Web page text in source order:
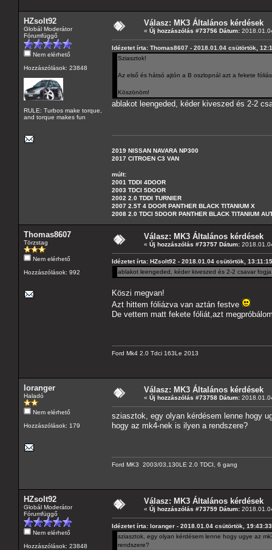
HZsolt92
Globál Moderátor
Fórumfüggő
Nem elérhető
Hozzászólások: 23848
RULE: Turbos make torque,
and torque makes fun
Válasz: MK3 Általános kérdések
« Új hozzászólás #73756 Dátum:
Idézetet írta: Thomas8607 - 2018.01.04 csütörtök,
Sziasztok!
Az első és hátsó ajtón a B oszlopnál azt a fekete
Köszönöm!
ablakot leengeded, kéder kiveszed és 2-2
2019 NISSAN NAVARA NP300
2017 CITROEN C3 VAN
múlt:
2001 TDDI 4DOOR
2003 TDCI 5DOOR
2002 2.0 TDDI TURNIER
2007 2.5T 4 DOOR PANTHER BLACK TITANIUM X
2008 2.0 TDCI 5DOOR PANTHER BLACK TITANIUM
Thomas8607
Törzstag
Nem elérhető
Hozzászólások: 992
Válasz: MK3 Általános kérdések
« Új hozzászólás #73757 Dátum:
Idézetet írta: HZsolt92 - 2018.01.04 csütörtök, 13:11:15
ablakot leengeded, kéder kiveszed és 2-2 csavar
Köszi megvan!
Azt hittem fóliázva van aztán festve
De vettem matt fekete fóliát,azt
Ford Mk4 2.0 Tdci 163Le 2013
loranger
Haladó
Nem elérhető
Hozzászólások: 179
Válasz: MK3 Általános kérdések
« Új hozzászólás #73758 Dátum:
sziasztok, egy olyan kérdésem lenne hogy
hogy az mk4-nek is ilyen a rendszere?
Ford MK3 2003/03,130LE 2.0 TDCI, 6 gang
HZsolt92
Globál Moderátor
Fórumfüggő
Nem elérhető
Hozzászólások: 23848
Válasz: MK3 Általános kérdések
« Új hozzászólás #73759 Dátum:
Idézetet írta: loranger - 2018.01.04 csütörtök, 19:43:33
sziasztok, egy olyan kérdésem lenne hogy ugye az
rendszere?